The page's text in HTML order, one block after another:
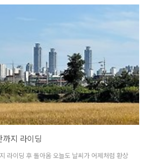
주 써먹어야줘~이
지 라이딩
라이딩 후 돌아옴 오늘도 날씨가 어제처럼 환상